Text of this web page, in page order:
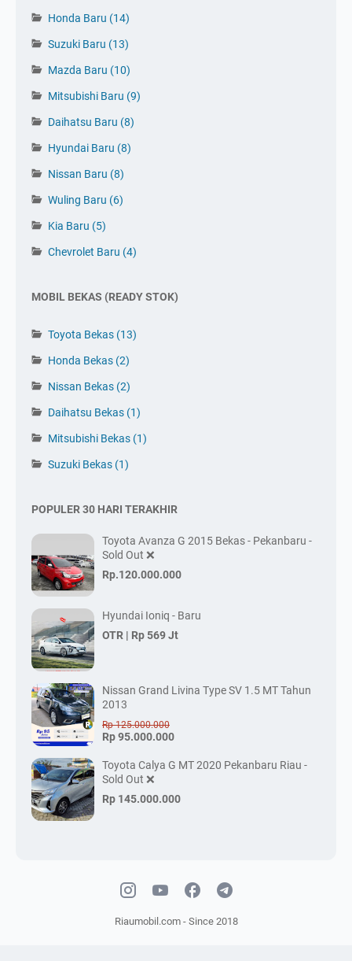
Honda Baru (14)
Suzuki Baru (13)
Mazda Baru (10)
Mitsubishi Baru (9)
Daihatsu Baru (8)
Hyundai Baru (8)
Nissan Baru (8)
Wuling Baru (6)
Kia Baru (5)
Chevrolet Baru (4)
MOBIL BEKAS (READY STOK)
Toyota Bekas (13)
Honda Bekas (2)
Nissan Bekas (2)
Daihatsu Bekas (1)
Mitsubishi Bekas (1)
Suzuki Bekas (1)
POPULER 30 HARI TERAKHIR
Toyota Avanza G 2015 Bekas - Pekanbaru -
Sold Out ❌
Rp.120.000.000
Hyundai Ioniq - Baru
OTR | Rp 569 Jt
Nissan Grand Livina Type SV 1.5 MT Tahun
2013
Rp 125.000.000
Rp 95.000.000
Toyota Calya G MT 2020 Pekanbaru Riau -
Sold Out ❌
Rp 145.000.000
Riaumobil.com - Since 2018